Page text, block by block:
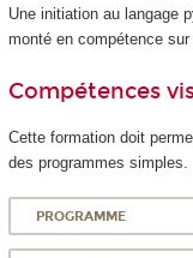
Une initiation au langage
monté en compétence
Compétences
Cette formation doit
des programmes simples.
PROGRAMME